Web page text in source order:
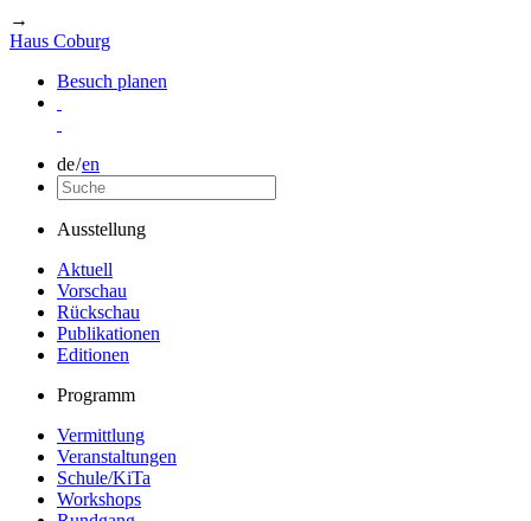
→
Haus Coburg
Besuch planen
de/en
Ausstellung
Aktuell
Vorschau
Rückschau
Publikationen
Editionen
Programm
Vermittlung
Veranstaltungen
Schule/KiTa
Workshops